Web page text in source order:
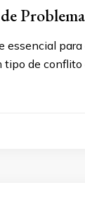
essencial
de